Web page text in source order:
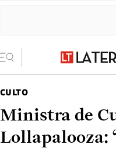
CULTO
Ministra de
Lollapalooza: